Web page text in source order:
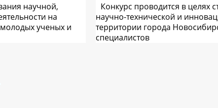
научной,
на
ученых и
Конкурс проводится в целях
научно-технической и
территории города
специалистов